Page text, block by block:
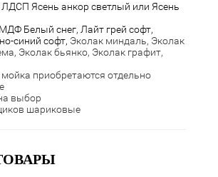
Ясень анкор светлый или Ясень
Белый снег, Лайт грей софт,
синий софт, Эколак миндаль, Эколак
Эколак бьянко, Эколак графит,
приобретаются отдельно
выбор
шариковые